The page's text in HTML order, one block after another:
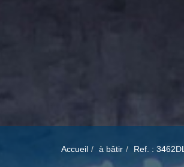
Accueil à bâtir Ref. : 3462DL